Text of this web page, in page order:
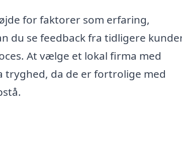
for faktorer som erfaring,
du se feedback fra tidligere
At vælge et lokal firma med
tryghed, da de er fortrolige med